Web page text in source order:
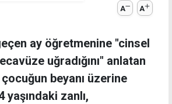
A A
ay öğretmenine "cinsel
uğradığını" anlatan
beyanı üzerine
zanlı,